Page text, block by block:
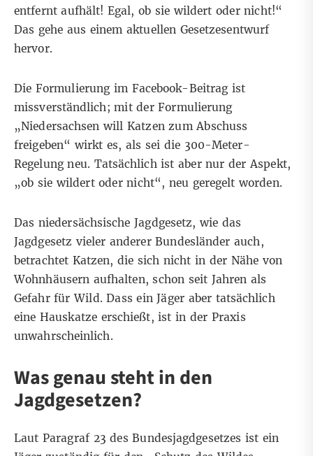
entfernt aufhält! Egal, ob sie wildert oder nicht!“
Das gehe aus einem aktuellen Gesetzesentwurf
hervor.
Die Formulierung im Facebook-Beitrag ist
missverständlich; mit der Formulierung
„Niedersachsen will Katzen zum Abschuss
freigeben“ wirkt es, als sei die 300-Meter-
Regelung neu. Tatsächlich ist aber nur der Aspekt,
„ob sie wildert oder nicht“, neu geregelt worden.
Das niedersächsische Jagdgesetz, wie das
Jagdgesetz vieler anderer Bundesländer auch,
betrachtet Katzen, die sich nicht in der Nähe von
Wohnhäusern aufhalten, schon seit Jahren als
Gefahr für Wild. Dass ein Jäger aber tatsächlich
eine Hauskatze erschießt, ist in der Praxis
unwahrscheinlich.
Was genau steht in den
Jagdgesetzen?
LautParagraf 23 des Bundesjagdgesetzes ist ein